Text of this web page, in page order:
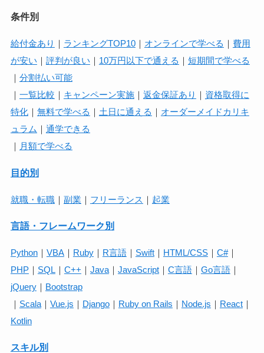
条件別
給付金あり ランキングTOP10｜ オンラインで学べる
費用
が安い
評判が良い 10万円以下で通える
短期間で学べる
分割払い可能
一覧比較 キャンペーン実施｜ 返金保証あり
資格取得に
特化｜ 無料で学べる 土日に通える
オーダーメイドカリキ
ュラム
通学できる
月額で学べる
目的別
就職・転職｜ 副業 フリーランス 起業
言語・フレームワーク別
Python｜ VBA｜ Ruby｜ R言語｜ Swift｜ HTML/CSS｜ C#｜
PHP｜ SQL｜ C++ Java｜ JavaScript｜ C言語｜ Go言語｜
jQuery｜
Bootstrap
Scala｜ Vue.js Django｜ Ruby on Rails Node.js React｜
Kotlin
スキル別